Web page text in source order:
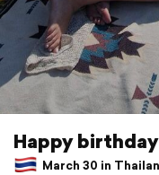
Happy
March 30 in